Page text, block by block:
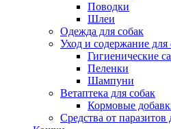
Поводки
Шлеи
Одежда для собак
Уход и содержание для
Гигиенические
Пеленки
Шампуни
Ветаптека для собак
Кормовые
Средства от паразитов